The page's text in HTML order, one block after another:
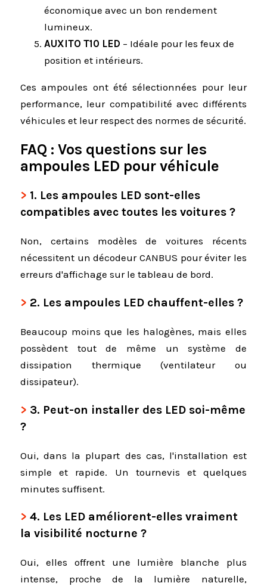
économique avec un bon rendement
lumineux.
AUXITO T10 LED – Idéale pour les feux de
position et intérieurs.
Ces ampoules ont été sélectionnées pour leur
performance, leur compatibilité avec différents
véhicules et leur respect des normes de sécurité.
FAQ : Vos questions sur les
ampoules LED pour véhicule
1. Les ampoules LED sont-elles
compatibles avec toutes les voitures ?
Non, certains modèles de voitures récents
nécessitent un décodeur CANBUS pour éviter les
erreurs d'affichage sur le tableau de bord.
2. Les ampoules LED chauffent-elles ?
Beaucoup moins que les halogènes, mais elles
possèdent tout de même un système de
dissipation thermique (ventilateur ou
dissipateur).
3. Peut-on installer des LED soi-même
?
Oui, dans la plupart des cas, l'installation est
simple et rapide. Un tournevis et quelques
minutes suffisent.
4. Les LED améliorent-elles vraiment
la visibilité nocturne ?
Oui, elles offrent une lumière blanche plus
intense, proche de la lumière naturelle,